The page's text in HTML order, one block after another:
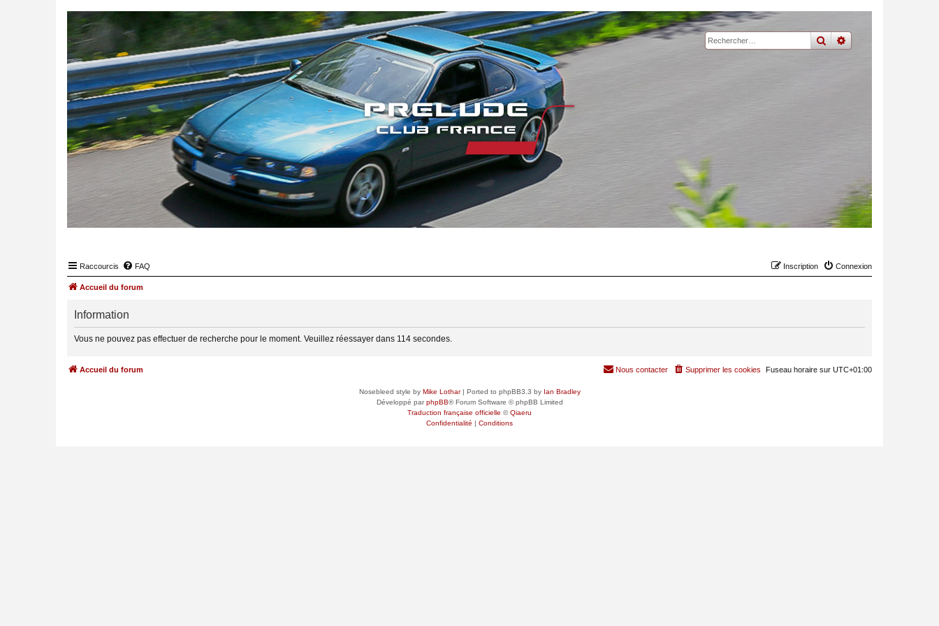
rechercher
recherche
Raccourcis FAQ Connexion
Inscription
Accueil du forum
Information
Vous ne pouvez pas effectuer de recherche pour le moment. Veuillez réessayer dans 114 secondes.
Accueil du forum Fuseau horaire sur UTC+01:00
Supprimer les cookies
Nous contacter
Nosebleed style by Mike Lothar| Ported to phpBB3.3 by Ian Bradley
Développé parphpBB® Forum Software © phpBB Limited
Traduction française officielle ©Qiaeru
Confidentialité | Conditions